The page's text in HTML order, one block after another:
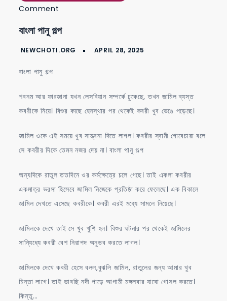
Comment
পানু
গল্প
বাংলা পানু গল্প
বাংলা পানু গল্প
শবনম আর ফারজানা যখন লেসবিয়ান সম্পর্কে ঢুকেছে, তখন জামিল ব্যস্ত
কবরীকে নিয়ে। বিশুর কাছে হেনস্থার পর থেকেই কবরী খুব ভেঙে পড়েছে।
জামিল ওকে এই সময়ে খুব সান্ত্বনা দিতে লাগল। কবরীর স্বামী গোবেচারা বলে
সে কবরীর দিকে তেমন নজর দেয় না। বাংলা পানু গল্প
অন্যদিকে রাতুল ততদিনে ওর কর্মক্ষেত্রে চলে গেছে। তাই একলা কবরীর
একমাত্র ভরসা হিসেবে জামিল নিজেকে প্রতিষ্ঠা করে ফেলেছে।​ এক বিকালে
জামিল দেখতে এসেছে কবরীকে। কবরী এরই মধ্যে সামলে নিয়েছে।
জামিলকে দেখে তাই সে খুব খুশি হল। বিশুর ঘটনার পর থেকেই জামিলের
সান্যিধ্যে কবরী বেশ নিরাপদ অনুভব করতে লাগল।
জামিলকে দেখে কবরী হেসে বলল,বুঝলি জামিল, রাতুলের জন্য আমার খুব
চিন্তা লাগে। তাই ভাবছি নদী পাড়ে আগামী মঙ্গলবার যাবো গোসল করতে।
কিন্তু…